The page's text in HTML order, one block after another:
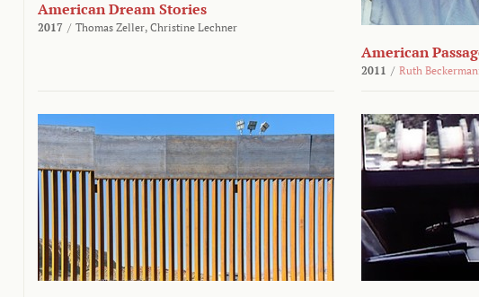
American Dream Stories
2017 / Thomas Zeller, Christine Lechner
American
2011 / Ruth